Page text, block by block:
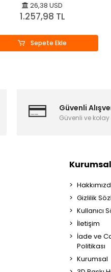
26,38 USD
1.257,98 TL
Sepete Ekle
Güvenli
Güvenli ve
Kurumsal
Gizlilik
Kullanıcı
İletişim
İade ve
Politikası
Kurumsal